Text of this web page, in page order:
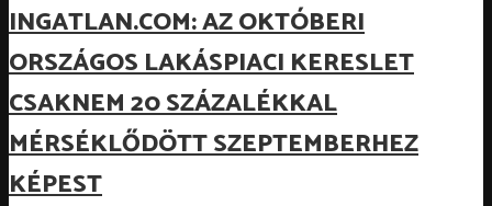
INGATLAN.COM: AZ OKTÓBERI
ORSZÁGOS LAKÁSPIACI KERESLET
CSAKNEM 20 SZÁZALÉKKAL
MÉRSÉKLŐDÖTT SZEPTEMBERHEZ
KÉPEST